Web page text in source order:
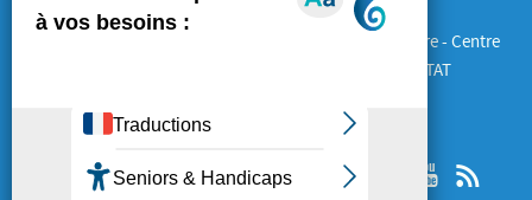
54320 Maxéville
Antenne Alsace : Place de la Gare - Centre
d'Affaires le 1840 – 67600 SELESTAT
SUIVEZ-NOUS